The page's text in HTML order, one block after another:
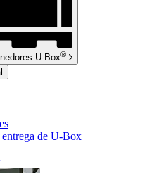
U-Box®
de U-Box